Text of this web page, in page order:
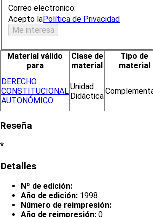
Correo electronico:
Acepto laPolítica de Privacidad
Material válido
para
Clase de
material
Tipo de
material
DERECHO
CONSTITUCIONAL
AUTONÓMICO
Unidad
Didáctica
Reseña
*
Detalles
Nº de edición:
Año de edición: 1998
Número de reimpresión:
Año de reimpresión: 0